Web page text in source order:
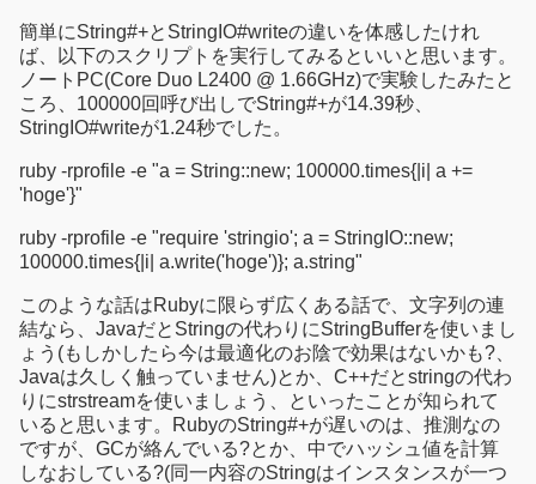
簡単にString#+とStringIO#writeの違いを体感したけれ
ば、以下のスクリプトを実行してみるといいと思います。
ノートPC(Core Duo L2400 @ 1.66GHz)で実験したみたと
ころ、100000回呼び出しでString#+が14.39秒、
StringIO#writeが1.24秒でした。
ruby -rprofile -e "a = String::new; 100000.times{|i| a +=
'hoge'}"
ruby -rprofile -e "require 'stringio'; a = StringIO::new;
100000.times{|i| a.write('hoge')}; a.string"
このような話はRubyに限らず広くある話で、文字列の連
結なら、JavaだとStringの代わりにStringBufferを使いまし
ょう(もしかしたら今は最適化のお陰で効果はないかも?、
Javaは久しく触っていません)とか、C++だとstringの代わ
りにstrstreamを使いましょう、といったことが知られて
いると思います。RubyのString#+が遅いのは、推測なの
ですが、GCが絡んでいる?とか、中でハッシュ値を計算
しなおしている?(同一内容のStringはインスタンスが一つ